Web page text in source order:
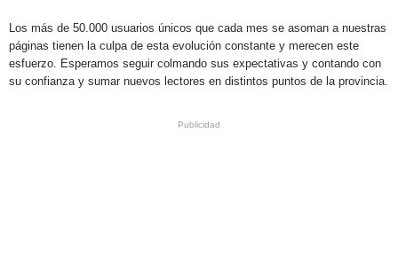
Los más de 50.000 usuarios únicos que cada mes se asoman a nuestras
páginas tienen la culpa de esta evolución constante y merecen este
esfuerzo. Esperamos seguir colmando sus expectativas y contando con
su confianza y sumar nuevos lectores en distintos puntos de la provincia.